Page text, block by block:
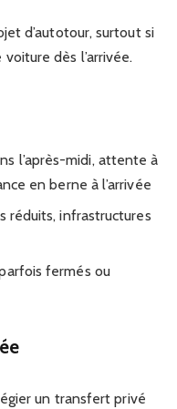
d’autotour, surtout si
dès l’arrivée.
l’après-midi, attente à
en berne à l’arrivée
réduits, infrastructures
fermés ou
un transfert privé